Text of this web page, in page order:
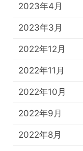
2023年4月
2023年3月
2022年12月
2022年11月
2022年10月
2022年9月
2022年8月